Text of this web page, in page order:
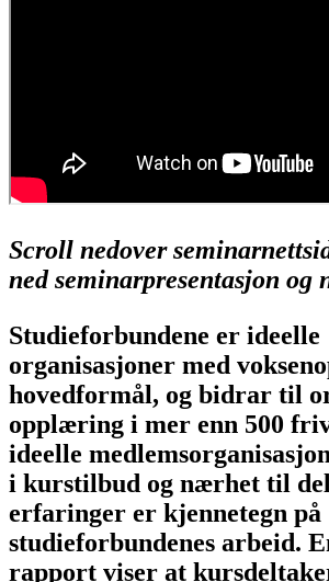
Scroll nedover
ned seminarpresentasjon og
Studieforbundene er ideelle
organisasjoner med
hovedformål, og bidrar til
opplæring i mer enn 500
ideelle
i kurstilbud og nærhet til
erfaringer er kjennetegn på
studieforbundenes arbeid.
rapport viser at